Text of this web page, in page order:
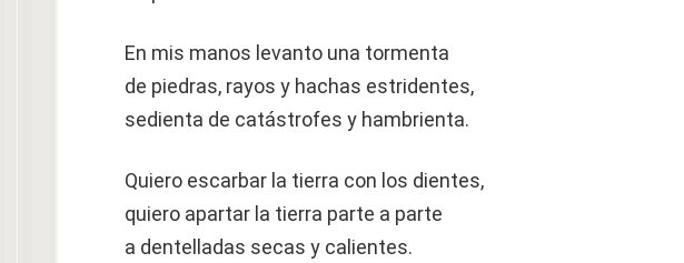
En mis manos levanto una tormenta
de piedras, rayos y hachas estridentes,
sedienta de catástrofes y hambrienta.
Quiero escarbar la tierra con los dientes,
quiero apartar la tierra parte a parte
a dentelladas secas y calientes.